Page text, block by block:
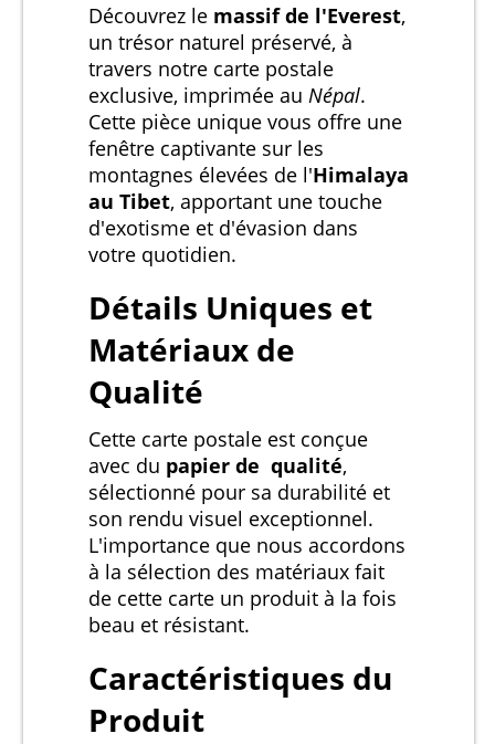
Découvrez le massif de l'Everest,
un trésor naturel préservé, à
travers notre carte postale
exclusive, imprimée au Népal.
Cette pièce unique vous offre une
fenêtre captivante sur les
montagnes élevées de l'Himalaya
au Tibet, apportant une touche
d'exotisme et d'évasion dans
votre quotidien.
Détails Uniques et
Matériaux de
Qualité
Cette carte postale est conçue
avec du papier de qualité,
sélectionné pour sa durabilité et
son rendu visuel exceptionnel.
L'importance que nous accordons
à la sélection des matériaux fait
de cette carte un produit à la fois
beau et résistant.
Caractéristiques du
Produit